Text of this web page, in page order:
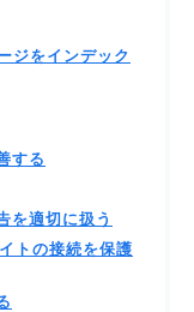
ジをインデック
する
を適切に扱う
トの接続を保護